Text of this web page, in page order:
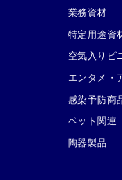
業務資材
特定用途資
空気入りビ
エンタメ・
感染予防商
ペット関連
陶器製品